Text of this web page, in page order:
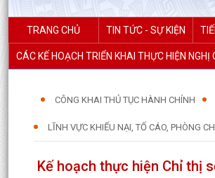
TRANG CHỦ TIN TỨC - SỰ KIỆN
CÁC KẾ HOẠCH TRIỂN KHAI THỰC HIỆN
CÔNG KHAI THỦ TỤC HÀNH CHÍNH
LĨNH VỰC KHIẾU NẠI, TỐ CÁO, PHÒNG
Kế hoạch thực hiện Chỉ thị